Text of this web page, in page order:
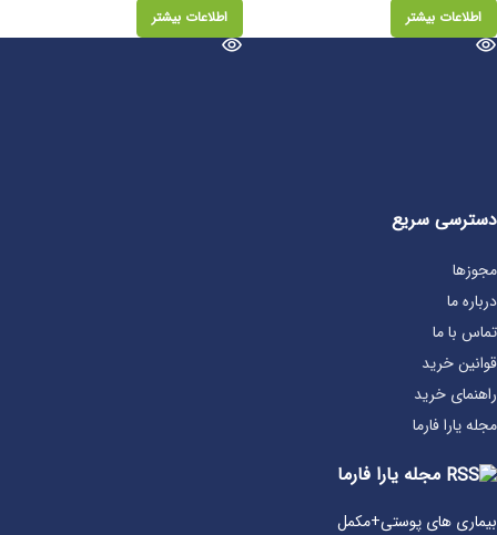
اطلاعات بیشتر اطلاعات بیشتر
دسترسی سریع
مجوزها
درباره ما
تماس با ما
قوانین خرید
راهنمای خرید
مجله یارا فارما
مجله یارا فارما
بیماری‌ های پوستی+مکمل